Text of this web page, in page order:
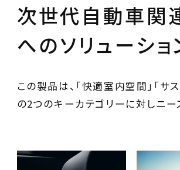
次世代自動車関
へのソリューショ
この製品は、「快適室内空間」「サス
の2つのキーカテゴリーに対しニー